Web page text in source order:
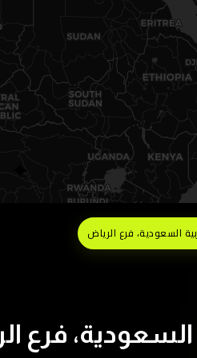
السعودية، فرع الرياض
السعودية، فرع